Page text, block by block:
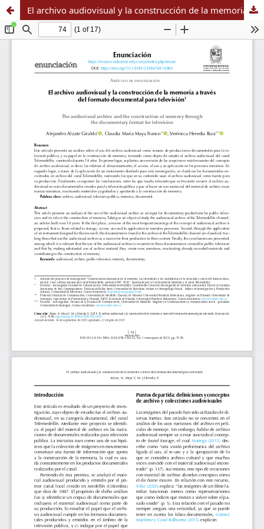
El archivo audiovisual y la construcción de la memoria a través del formato documental para televisión